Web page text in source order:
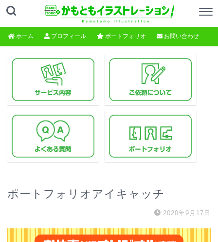
ホーム プロフィール ポートフォリオ お問い合わせ
ポートフォリオアイキャッチ
2020年9月17日